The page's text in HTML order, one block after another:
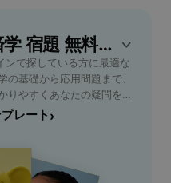
ター
ター
ター
ト
ログラム
CapCutの無料経済学 宿題 無料相談 オンラインテンプレート
ンで探している方に最適な
基礎から応用問題まで、
りやすくあなたの疑問を解
、忙しい学生や社会人にも
ト作成、復習のサポートを
ょう。安全かつ信頼性の高
レート ›